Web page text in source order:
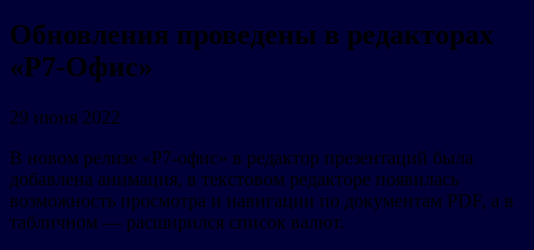
Обновления проведены в редакторах
«Р7-Офис»
29 июня 2022
В новом релизе «Р7-офис» в редактор презентаций была
добавлена анимация, в текстовом редакторе появилась
возможность просмотра и навигации по документам PDF, а в
табличном — расширился список валют.